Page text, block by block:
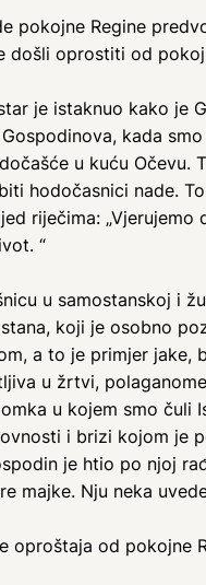
pokojne Regine
došli oprostiti od
je istaknuo kako je
kada
u kuću Očevu.
hodočasnici nade.
riječima: „Vjerujemo
“
u samostanskoj i
koji je osobno
a to je primjer jake,
u žrtvi,
u kojem smo čuli
i brizi kojom je
je htio po njoj
majke. Nju neka
oproštaja od pokojne